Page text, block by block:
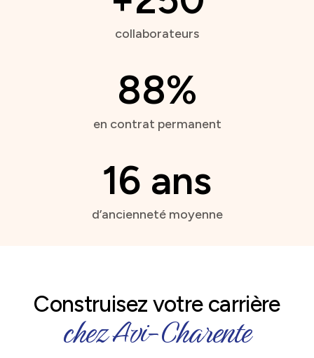
collaborateurs
88%
en contrat permanent
16 ans
d’ancienneté moyenne
Construisez votre carrière
chez Avi-Charente